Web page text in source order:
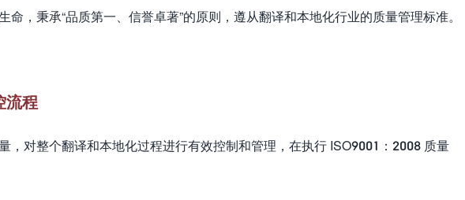
命，秉承“品质第一、信誉卓著”的原则，遵从翻译和本地化行业的质量管理标准。
流程
，对整个翻译和本地化过程进行有效控制和管理，在执行 ISO9001：2008 质量